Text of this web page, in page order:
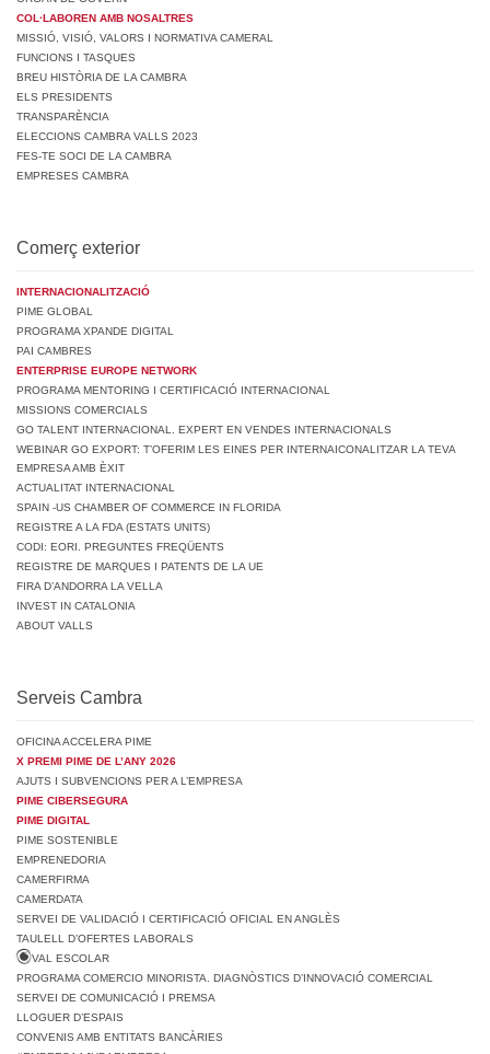
COL·LABOREN AMB NOSALTRES
MISSIÓ, VISIÓ, VALORS I NORMATIVA CAMERAL
FUNCIONS I TASQUES
BREU HISTÒRIA DE LA CAMBRA
ELS PRESIDENTS
TRANSPARÈNCIA
ELECCIONS CAMBRA VALLS 2023
FES-TE SOCI DE LA CAMBRA
EMPRESES CAMBRA
Comerç exterior
INTERNACIONALITZACIÓ
PIME GLOBAL
PROGRAMA XPANDE DIGITAL
PAI CAMBRES
ENTERPRISE EUROPE NETWORK
PROGRAMA MENTORING I CERTIFICACIÓ INTERNACIONAL
MISSIONS COMERCIALS
GO TALENT INTERNACIONAL. EXPERT EN VENDES INTERNACIONALS
WEBINAR GO EXPORT: T’OFERIM LES EINES PER INTERNAICONALITZAR LA TEVA
EMPRESA AMB ÈXIT
ACTUALITAT INTERNACIONAL
SPAIN -US CHAMBER OF COMMERCE IN FLORIDA
REGISTRE A LA FDA (ESTATS UNITS)
CODI: EORI. PREGUNTES FREQÜENTS
REGISTRE DE MARQUES I PATENTS DE LA UE
FIRA D’ANDORRA LA VELLA
INVEST IN CATALONIA
ABOUT VALLS
Serveis Cambra
OFICINA ACCELERA PIME
X PREMI PIME DE L’ANY 2026
AJUTS I SUBVENCIONS PER A L’EMPRESA
PIME CIBERSEGURA
PIME DIGITAL
PIME SOSTENIBLE
EMPRENEDORIA
CAMERFIRMA
CAMERDATA
SERVEI DE VALIDACIÓ I CERTIFICACIÓ OFICIAL EN ANGLÈS
TAULELL D’OFERTES LABORALS
VAL ESCOLAR
PROGRAMA COMERCIO MINORISTA. DIAGNÒSTICS D’INNOVACIÓ COMERCIAL
SERVEI DE COMUNICACIÓ I PREMSA
LLOGUER D’ESPAIS
CONVENIS AMB ENTITATS BANCÀRIES